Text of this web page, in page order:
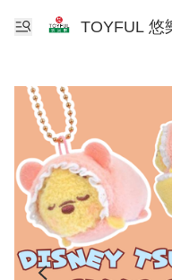
TOYFUL 悠